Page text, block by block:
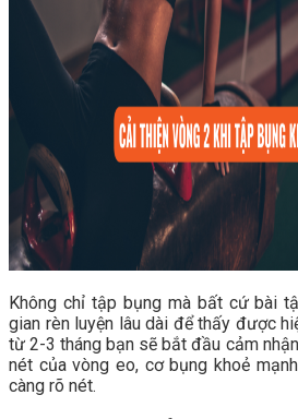
Không chỉ tập bụng mà bất cứ bài
gian rèn luyện lâu dài để thấy được
từ 2-3 tháng bạn sẽ bắt đầu cảm
nét của vòng eo, cơ bụng khoẻ
càng rõ nét.